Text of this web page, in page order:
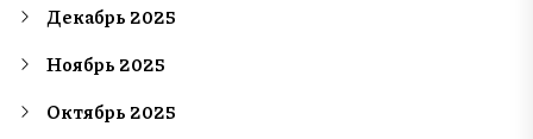
Декабрь 2025
Ноябрь 2025
Октябрь 2025